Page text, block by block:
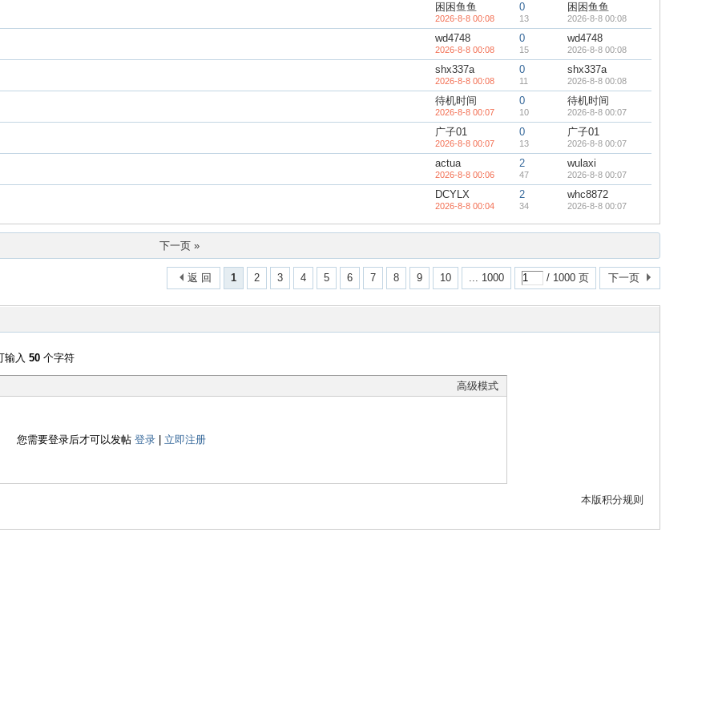
困困鱼鱼
2026-8-8 00:08
0
13
困困鱼鱼
2026-8-8 00:08
wd4748
2026-8-8 00:08
0
15
wd4748
2026-8-8 00:08
shx337a
2026-8-8 00:08
0
11
shx337a
2026-8-8 00:08
待机时间
2026-8-8 00:07
0
10
待机时间
2026-8-8 00:07
广子01
2026-8-8 00:07
0
13
广子01
2026-8-8 00:07
actua
2026-8-8 00:06
2
47
wulaxi
2026-8-8 00:07
DCYLX
2026-8-8 00:04
2
34
whc8872
2026-8-8 00:07
下一页 »
1 2 3 4 5 6 7 8 9 10 ... 1000 / 1000 页 下一页
返 回
输入 50 个字符
高级模式
您需要登录后才可以发帖 登录 立即注册
本版积分规则